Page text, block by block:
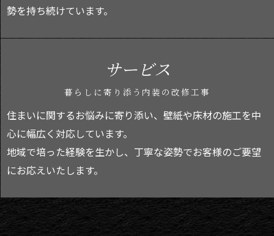
勢を持ち続けています。
サービス
暮らしに寄り添う内装の改修工事
住まいに関するお悩みに寄り添い、壁紙や床材の施工を中
心に幅広く対応しています。
地域で培った経験を生かし、丁寧な姿勢でお客様のご要望
にお応えいたします。